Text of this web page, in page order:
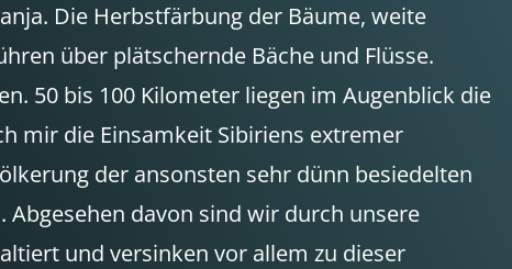
Die Herbstfärbung der Bäume, weite
über plätschernde Bäche und Flüsse.
50 bis 100 Kilometer liegen im Augenblick die
mir die Einsamkeit Sibiriens extremer
der ansonsten sehr dünn besiedelten
davon sind wir durch unsere
und versinken vor allem zu dieser